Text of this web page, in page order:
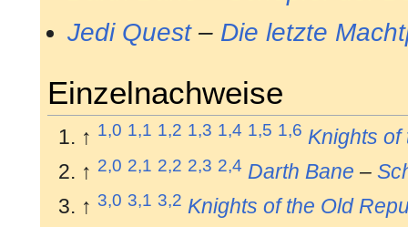
Jedi Quest– Die letzte
Einzelnachweise
↑ 1,0 1,1 1,2 1,3 1,4 1,5 1,6 Knights of
↑ 2,0 2,1 2,2 2,3 2,4 Darth Bane –
↑3,0 3,1 3,2 Knights of the Old